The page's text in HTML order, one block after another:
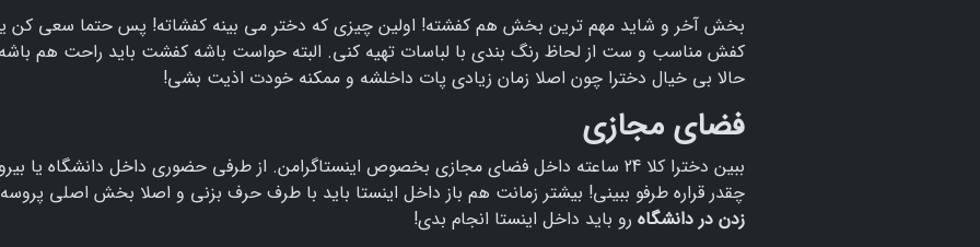
بخش آخر و شاید مهم ترین بخش هم کفشته! اولین چیزی که دختر می بینه کفشاته! پس حتما سعی کن
کفش مناسب و ست از لحاظ رنگ بندی با لباسات تهیه کنی. البته حواست باشه کفشت باید راحت هم
حالا بی خیال دخترا چون اصلا زمان زیادی پات داخلشه و ممکنه خودت اذیت بشی!
فضای مجازی
ببین دخترا کلا 24 ساعته داخل فضای مجازی بخصوص اینستاگرامن. از طرفی حضوری داخل دانشگاه یا
چقدر قراره طرفو ببینی! بیشتر زمانت هم باز داخل اینستا باید با طرف حرف بزنی و اصلا بخش اصلی
زدن در دانشگاه رو باید داخل اینستا انجام بدی!